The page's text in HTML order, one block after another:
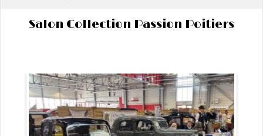
Salon Collection Passion Poitiers